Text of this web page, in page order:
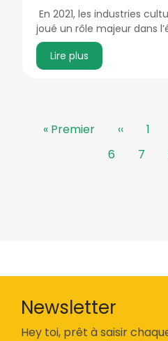
En 2021, les industries
joué un rôle majeur dans
Lire plus
Première page
« Premier Page
‹‹ 1
Page
6 Page
7
Newsletter
Hey toi, prêt à saisir